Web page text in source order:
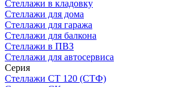
Стеллажи в кладовку
Стеллажи для дома
Стеллажи для гаража
Стеллажи для балкона
Стеллажи в ПВЗ
Стеллажи для автосервиса
Серия
Стеллажи СТ 120 (СТФ)